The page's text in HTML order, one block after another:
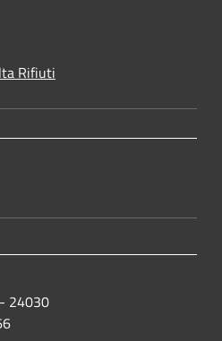
Rifiuti
24030